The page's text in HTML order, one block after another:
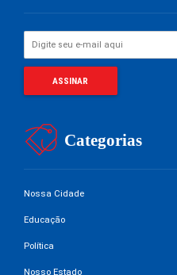
Categorias
Nossa Cidade
Educação
Política
Nosso Estado